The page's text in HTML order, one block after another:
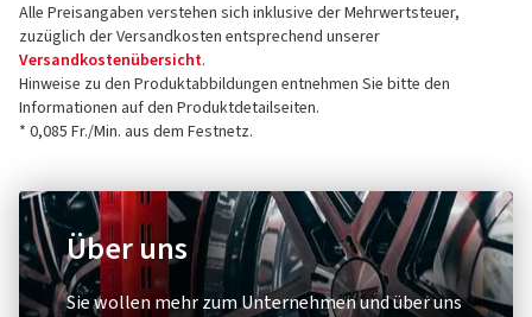
Alle Preisangaben verstehen sich inklusive der Mehrwertsteuer,
zuzüglich der Versandkosten entsprechend unserer
Versandkostenübersicht.
Hinweise zu den Produktabbildungen entnehmen Sie bitte den
Informationen auf den Produktdetailseiten.
* 0,085 Fr./Min. aus dem Festnetz.
Über uns
Sie wollen mehr zum Unternehmen und über uns